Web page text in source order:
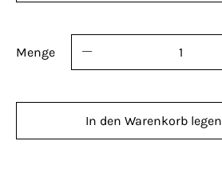
Menge
In den Warenkorb legen